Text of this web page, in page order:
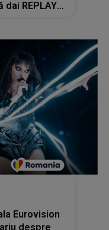
dai REPLAY:
Eurovision
despre